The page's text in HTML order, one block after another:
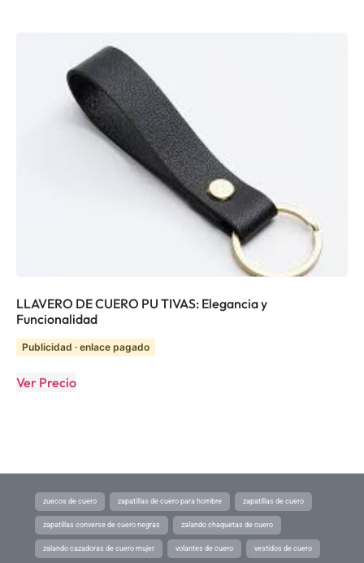
LLAVERO DE CUERO PU TIVAS: Elegancia y
Funcionalidad
Publicidad · enlace pagado
Ver Precio
zuecos de cuero zapatillas de cuero para hombre zapatillas de cuero
zapatillas converse de cuero negras zalando chaquetas de cuero
zalando cazadoras de cuero mujer volantes de cuero vestidos de cuero